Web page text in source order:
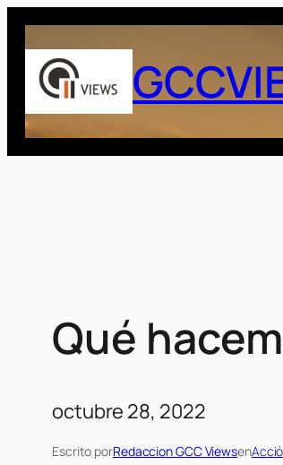
Saltar
contenido
Qué
octubre 28, 2022
Escrito porRedaccion GCC Viewsen